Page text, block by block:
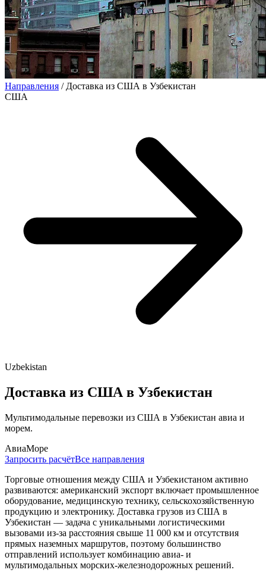
Направления / Доставка из США в Узбекистан
США
Uzbekistan
Доставка из США в Узбекистан
Мультимодальные перевозки из США в Узбекистан авиа и
морем.
АвиаМоре
Запросить расчётВсе направления
Торговые отношения между США и Узбекистаном активно
развиваются: американский экспорт включает промышленное
оборудование, медицинскую технику, сельскохозяйственную
продукцию и электронику. Доставка грузов из США в
Узбекистан — задача с уникальными логистическими
вызовами из-за расстояния свыше 11 000 км и отсутствия
прямых наземных маршрутов, поэтому большинство
отправлений использует комбинацию авиа- и
мультимодальных морских-железнодорожных решений.